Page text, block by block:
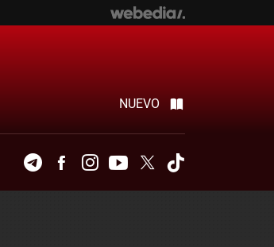
NUEVO
TelegramFacebookInstagramYoutubeTwitter